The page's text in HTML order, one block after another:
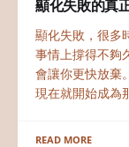
顯化失敗的真
顯化失敗，很多
事情上撐得不夠
會讓你更快放棄
現在就開始成為
READ MORE